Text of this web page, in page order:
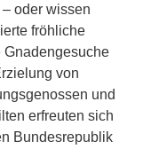
oder wissen
fröhliche
Gnadengesuche
von
und
erfreuten sich
Bundesrepublik